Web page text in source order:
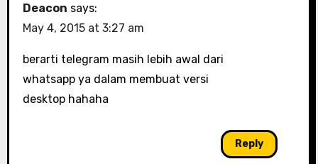
Deacon says:
May 4, 2015 at 3:27 am
berarti telegram masih lebih awal dari
whatsapp ya dalam membuat versi
desktop hahaha
Reply